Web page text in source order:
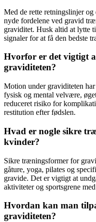
Med de rette retningslinjer
nyde fordelene ved gravid
graviditet. Husk altid at lytte
signaler for at få den bedste
Hvorfor er det vigtigt
graviditeten?
Motion under graviditeten
fysisk og mental velvære,
reduceret risiko for
restitution efter fødslen.
Hvad er nogle sikre
kvinder?
Sikre træningsformer for
gåture, yoga, pilates og
gravide. Det er vigtigt at
aktiviteter og sportsgrene
Hvordan kan man
graviditeten?